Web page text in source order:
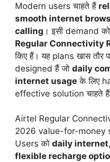
Modern users चाहते हैं
smooth internet
calling । इसी demand
Regular Connectivity
किए हैं। यह plans खास तौर
designed हैं जो daily
internet usage के लिए
effective solution चाहते
Airtel Regular
2026 value-for-money
Users को daily
flexible recharge